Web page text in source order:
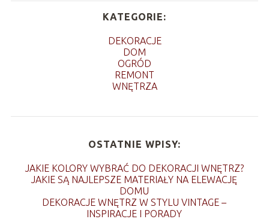
KATEGORIE:
DEKORACJE
DOM
OGRÓD
REMONT
WNĘTRZA
OSTATNIE WPISY:
JAKIE KOLORY WYBRAĆ DO DEKORACJI WNĘTRZ?
JAKIE SĄ NAJLEPSZE MATERIAŁY NA ELEWACJĘ
DOMU
DEKORACJE WNĘTRZ W STYLU VINTAGE –
INSPIRACJE I PORADY